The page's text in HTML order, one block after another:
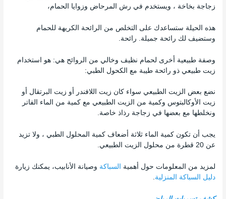
زجاجة بخاخة ، ويستخدم في رش المرحاض وزوايا الحمام،
هذه الحيلة ستساعدك على التخلص من الرائحة الكريهة للحمام
وستضيف لك رائحة جميلة. رائحة.
وصفة طبيعية أخرى لحمام نظيف وخالي من الروائح هي: هو استخدام
زيت طبيعي ذو رائحة طيبة مع الكحول الطبي:
نضع بعض الزيت الطبيعي سواء كان زيت اللافندر أو زيت البرتقال أو
زيت الأوكالبتوس وكمية من الزيت الطبيعي مع كمية من الماء الفاتر
ونخلطها مع بعضها في زجاجة رذاذ خاصة.
يجب أن تكون كمية الماء ثلاثة أضعاف كمية المحلول الطبي ، ولا تزيد
عن 20 قطرة من محلول الزيت الطبيعي.
لمزيد من المعلومات حول أهمية السباكة وصيانة الأنابيب، يمكنك زيارة
دليل السباكة المنزلية.